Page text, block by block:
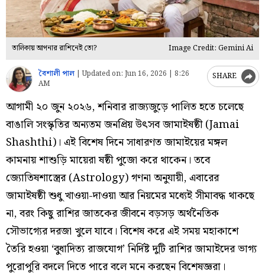
তালিকায় আপনার রাশিনেই তো? Image Credit: Gemini Ai
বৈশালী পাল |Updated on: Jun 16, 2026 | 8:26
AM
SHARE
আগামী ২০ জুন ২০২৬, শনিবার রাজ্যজুড়ে পালিত হতে চলেছে
বাঙালি সংস্কৃতির অন্যতম জনপ্রিয় উৎসব জামাইষষ্ঠী (Jamai
Shashthi)। এই বিশেষ দিনে সাধারণত জামাইয়ের মঙ্গল
কামনায় শাশুড়ি মায়েরা ষষ্ঠী পুজো করে থাকেন। তবে
জ্যোতিষশাস্ত্রের (Astrology) গণনা অনুযায়ী, এবারের
জামাইষষ্ঠী শুধু খাওয়া-দাওয়া আর নিয়মের মধ্যেই সীমাবদ্ধ থাকছে
না, বরং কিছু রাশির জাতকের জীবনে বড়সড় অর্থনৈতিক
সৌভাগ্যের দরজা খুলে যাবে। বিশেষ করে এই সময় মহাকাশে
তৈরি হওয়া ‘বুধাদিত্য রাজযোগ’ নির্দিষ্ট দুটি রাশির জামাইদের ভাগ্য
পুরোপুরি বদলে দিতে পারে বলে মনে করছেন বিশেষজ্ঞরা।